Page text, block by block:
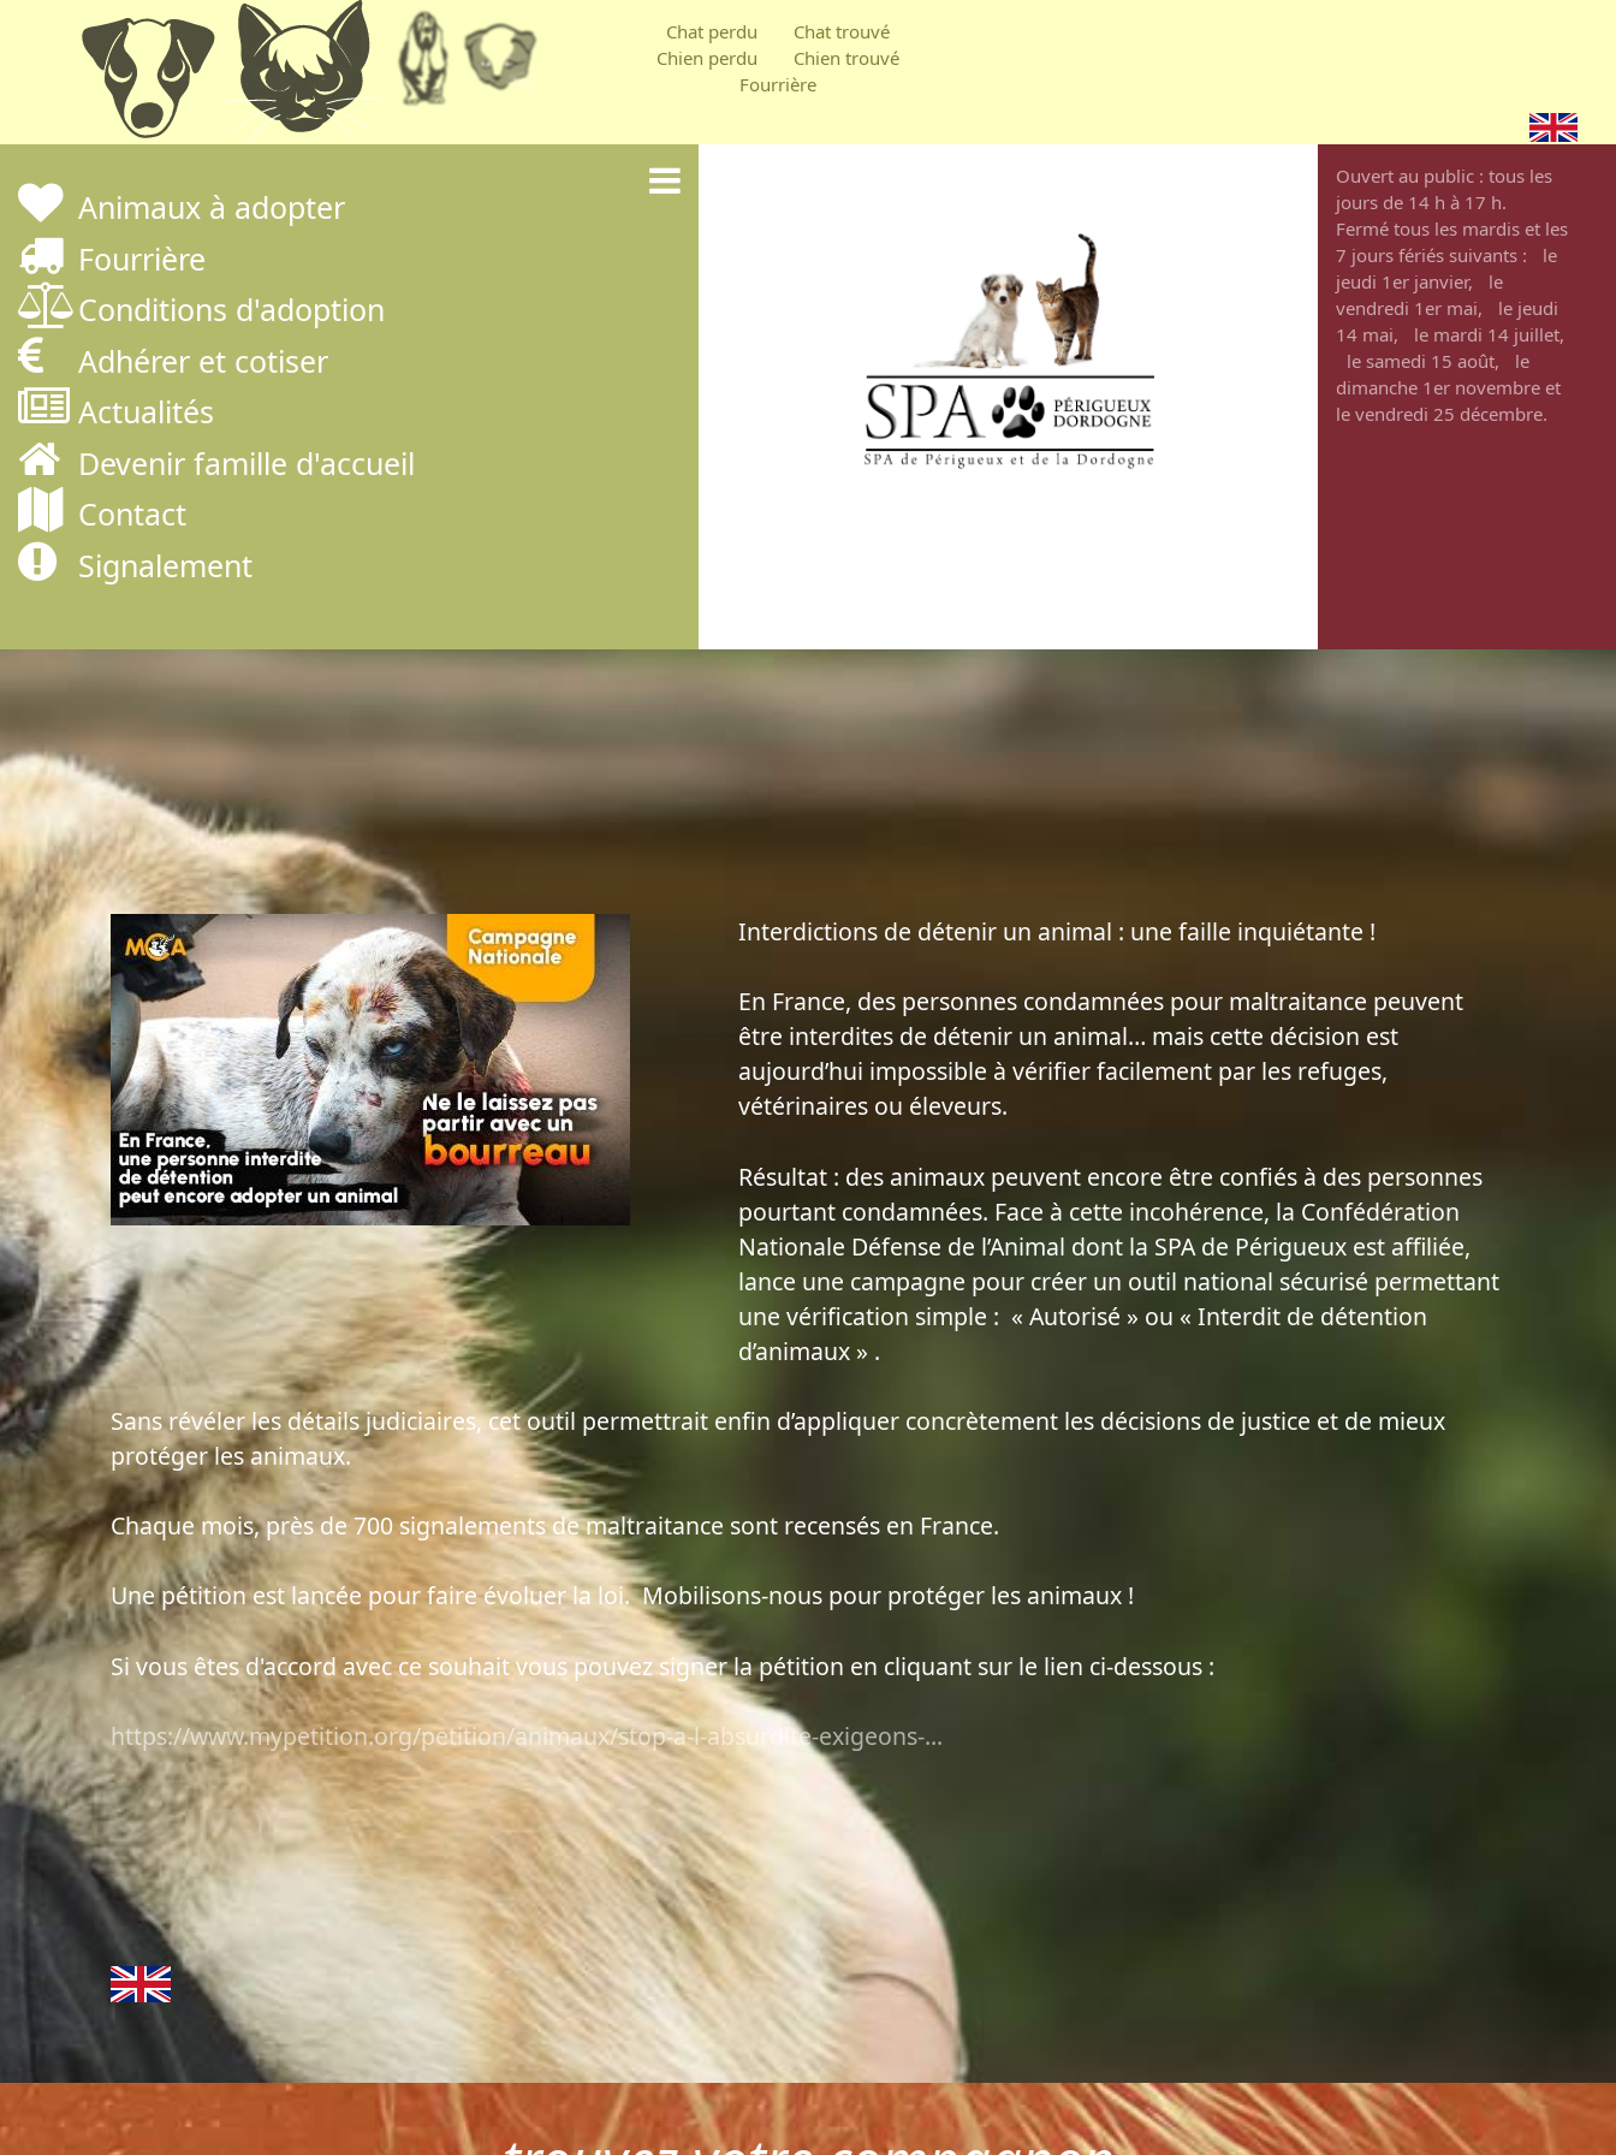
au
contenu
Chat perdu
Chat trouvé
Chien perdu
Chien trouvé
Fourrière
Animaux à adopter
Fourrière
Conditions d'adoption
Adhérer et cotiser
Actualités
Devenir famille d'accueil
Contact
Signalement
Ouvert au public : tous les
jours de 14 h à 17 h.
Fermé tous les mardis et les
7 jours fériés suivants : le
jeudi 1er janvier, le
vendredi 1er mai, le jeudi
14 mai, le mardi 14 juillet,
le samedi 15 août, le
dimanche 1er novembre et
le vendredi 25 décembre.
Interdictions de détenir un animal : une faille inquiétante !
En France, des personnes condamnées pour maltraitance peuvent
être interdites de détenir un animal… mais cette décision est
aujourd’hui impossible à vérifier facilement par les refuges,
vétérinaires ou éleveurs.
Résultat : des animaux peuvent encore être confiés à des personnes
pourtant condamnées. Face à cette incohérence, la Confédération
Nationale Défense de l’Animal dont la SPA de Périgueux est affiliée,
lance une campagne pour créer un outil national sécurisé permettant
une vérification simple : « Autorisé » ou « Interdit de détention
d’animaux » .
Sans révéler les détails judiciaires, cet outil permettrait enfin d’appliquer concrètement les décisions de justice et de mieux
protéger les animaux.
Chaque mois, près de 700 signalements de maltraitance sont recensés en France.
Une pétition est lancée pour faire évoluer la loi. Mobilisons-nous pour protéger les animaux !
Si vous êtes d'accord avec ce souhait vous pouvez signer la pétition en cliquant sur le lien ci-dessous :
https://www.mypetition.org/petition/animaux/stop-a-l-absurdite-exigeons-...